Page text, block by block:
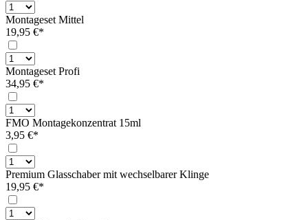
Montageset Mittel
19,95 €*
Montageset Profi
34,95 €*
FMO Montagekonzentrat 15ml
3,95 €*
Premium Glasschaber mit wechselbarer Klinge
19,95 €*